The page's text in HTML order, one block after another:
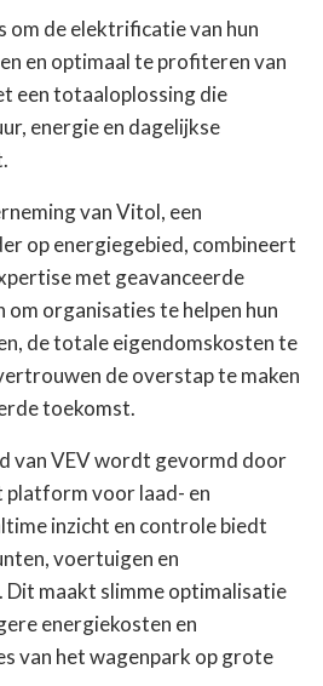
om de elektrificatie van hun
en optimaal te profiteren van
een totaaloplossing die
energie en dagelijkse
van Vitol, een
op energiegebied, combineert
met geavanceerde
organisaties te helpen hun
de totale eigendomskosten te
de overstap te maken
toekomst.
van VEV wordt gevormd door
platform voor laad- en
inzicht en controle biedt
voertuigen en
Dit maakt slimme optimalisatie
energiekosten en
van het wagenpark op grote